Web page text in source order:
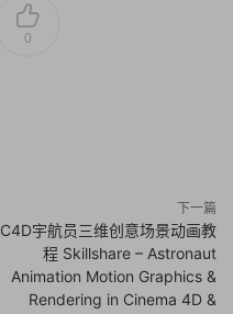
0
下一篇
C4D宇航员三维创意场景动画教
程 Skillshare – Astronaut
Animation Motion Graphics &
Rendering in Cinema 4D &